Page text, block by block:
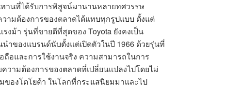
นที่ได้รับการพิสูจน์มานานหลายทศวรรษ
ามต้องการของตลาดได้แทบทุกรูปแบบ ตั้งแต่
งม้า รุ่นที่ขายดีที่สุดของ Toyota ยังคงเป็น
นำของแบรนด์นับตั้งแต่เปิดตัวในปี 1966 ด้วยรุ่นที่
อและการใช้งานจริง ความสามารถในการ
ามต้องการของตลาดที่เปลี่ยนแปลงไปโดยไม่
ของโตโยต้า ในโลกที่กระแสนิยมมาและไป